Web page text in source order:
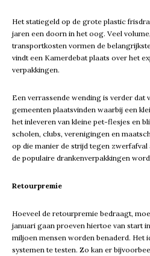
Het statiegeld op de grote plastic
jaren een doorn in het oog. Veel
transportkosten vormen de
vindt een Kamerdebat plaats over het
verpakkingen.
Een verrassende wending is verder dat
gemeenten plaatsvinden waarbij een
het inleveren van kleine pet-flesjes en
scholen, clubs, verenigingen en
op die manier de strijd tegen zwerfafval
de populaire drankenverpakkingen
Retourpremie
Hoeveel de retourpremie bedraagt,
januari gaan proeven hiertoe van start
miljoen mensen worden benaderd. Het
systemen te testen. Zo kan er